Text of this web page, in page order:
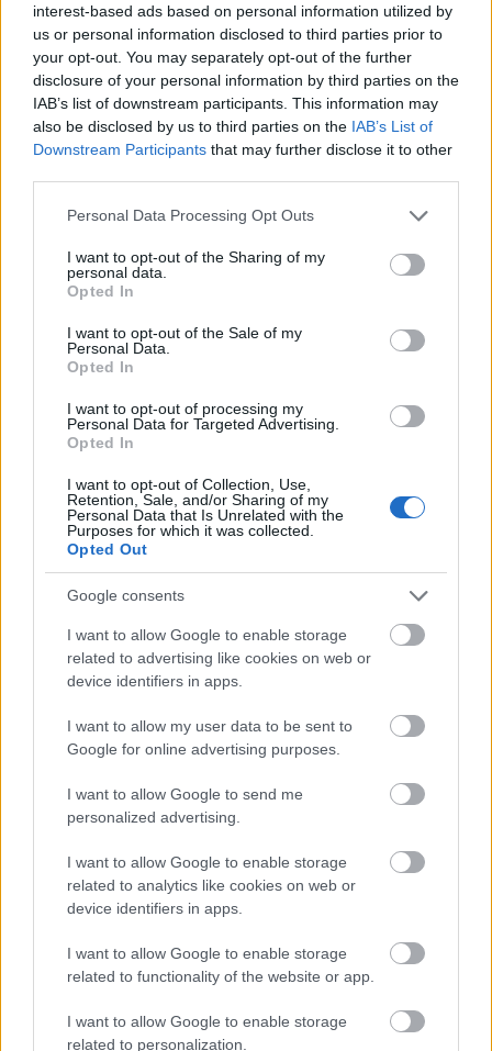
interest-based ads based on personal information utilized by
us or personal information disclosed to third parties prior to
your opt-out. You may separately opt-out of the further
disclosure of your personal information by third parties on the
IAB’s list of downstream participants. This information may
also be disclosed by us to third parties on the IAB’s List of
Downstream Participants that may further disclose it to other
Please note that this website/app uses one or more Google
not limited to your visit or usage behaviour. You may click to
grant or deny consent to Google and its third-party tags to
use your data for below specified purposes in below Google
consent section.
Personal Data Processing Opt Outs
I want to opt-out of the Sharing of my
personal data.
Opted In
I want to opt-out of the Sale of my
Personal Data.
Opted In
I want to opt-out of processing my
Personal Data for Targeted Advertising.
Opted In
I want to opt-out of Collection, Use,
Retention, Sale, and/or Sharing of my
Personal Data that Is Unrelated with the
Purposes for which it was collected.
Opted Out
Google consents
I want to allow Google to enable storage
related to advertising like cookies on web or
device identifiers in apps.
I want to allow my user data to be sent to
Google for online advertising purposes.
I want to allow Google to send me
personalized advertising.
I want to allow Google to enable storage
related to analytics like cookies on web or
device identifiers in apps.
I want to allow Google to enable storage
related to functionality of the website or app.
I want to allow Google to enable storage
related to personalization.
Schwarzenegger egyébként egyszerre több
akciófilmen is dolgozik: a The Tombmellett az
augusztusban mozikba kerülőThe
Expendables – A feláldozhatók 2.-ben is komoly
szerepet kapott. Akciófilmes visszatérésének
további bizonyítéka a The Last Standis,
melyben aTen-hez hasonló karaktert alakít;
drogbanda fejesét veszi üldözőbe.
Amerika Film Schwarzenegger Drog Akciófilm
SZEMBE MERSZ NÉZNI AZZAL, AKIVÉ
TERMÉSZETFELETTI ERŐK ÉS ELFELEDETT
NYOMÁBAN MAGYAR ELŐZETESE
SZÁGULDÁS, SÁRKÁNYOK, ROSSZFIÚK – A NYÁR
10 LEGKEDVELTEBB MOZIJA MAGYARORSZÁGON